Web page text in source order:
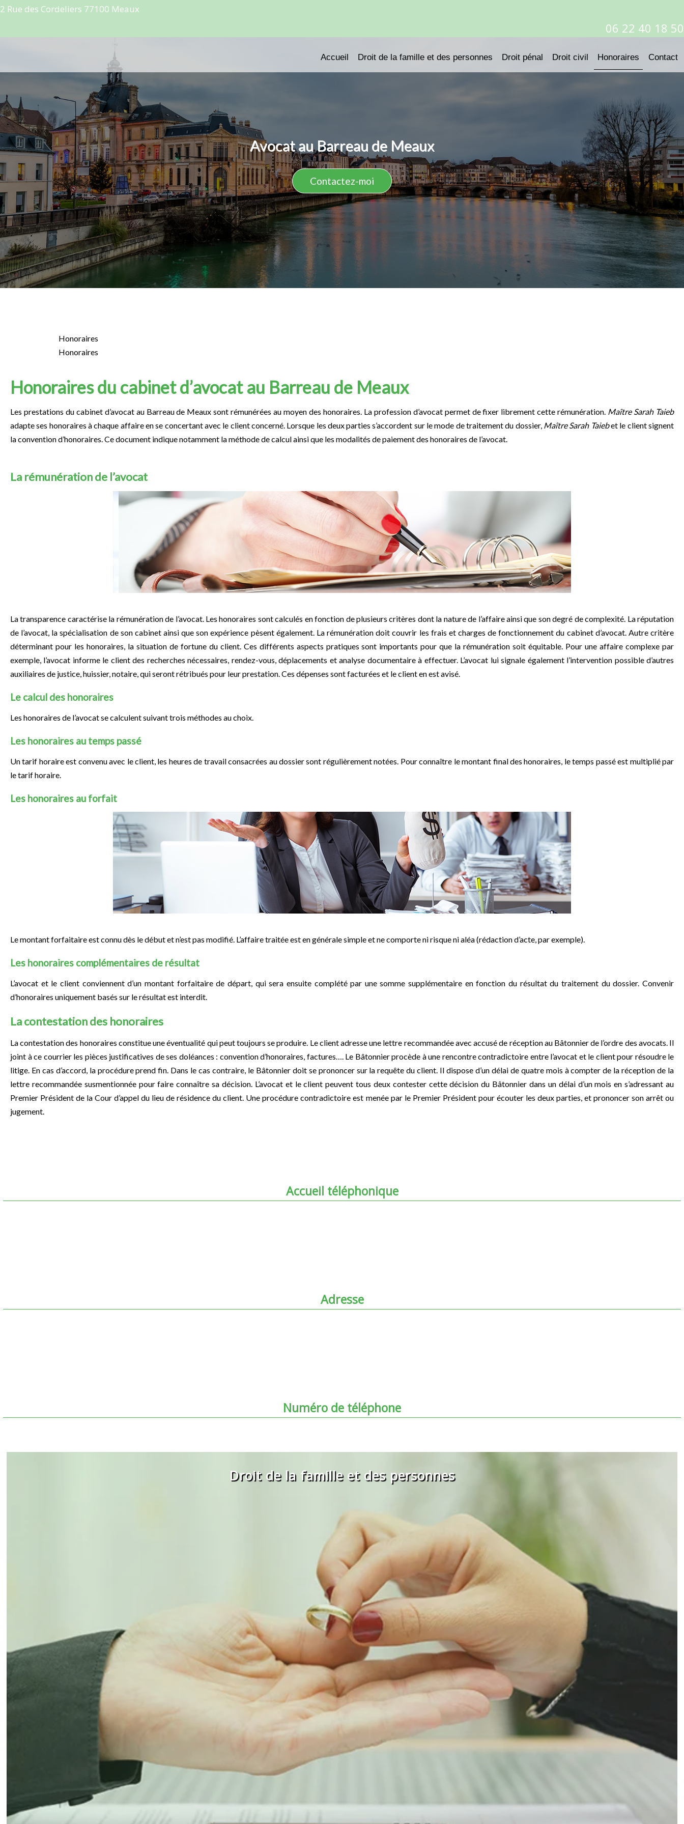
2 Rue des Cordeliers 77100 Meaux
06 22 40 18 50
Accueil Droit de la famille et des personnes Droit pénal Droit civil Honoraires Contact
Avocat au Barreau de Meaux
Contactez-moi
Honoraires
Honoraires
Honoraires du cabinet d’avocat au Barreau de Meaux
Les prestations du cabinet d’avocat au Barreau de Meaux sont rémunérées au moyen des honoraires. La profession d’avocat permet de fixer librement cette rémunération. Maître Sarah Taieb
adapte ses honoraires à chaque affaire en se concertant avec le client concerné. Lorsque les deux parties s’accordent sur le mode de traitement du dossier, Maître Sarah Taiebet le client signent
la convention d’honoraires. Ce document indique notamment la méthode de calcul ainsi que les modalités de paiement des honoraires de l’avocat.
La rémunération de l’avocat
La transparence caractérise la rémunération de l’avocat. Les honoraires sont calculés en fonction de plusieurs critères dont la nature de l’affaire ainsi que son degré de complexité. La réputation
de l’avocat, la spécialisation de son cabinet ainsi que son expérience pèsent également. La rémunération doit couvrir les frais et charges de fonctionnement du cabinet d’avocat. Autre critère
déterminant pour les honoraires, la situation de fortune du client. Ces différents aspects pratiques sont importants pour que la rémunération soit équitable. Pour une affaire complexe par
exemple, l’avocat informe le client des recherches nécessaires, rendez-vous, déplacements et analyse documentaire à effectuer. L’avocat lui signale également l’intervention possible d’autres
auxiliaires de justice, huissier, notaire, qui seront rétribués pour leur prestation. Ces dépenses sont facturées et le client en est avisé.
Le calcul des honoraires
Les honoraires de l’avocat se calculent suivant trois méthodes au choix.
Les honoraires au temps passé
Un tarif horaire est convenu avec le client, les heures de travail consacrées au dossier sont régulièrement notées. Pour connaître le montant final des honoraires, le temps passé est multiplié par
le tarif horaire.
Les honoraires au forfait
Le montant forfaitaire est connu dès le début et n’est pas modifié. L’affaire traitée est en générale simple et ne comporte ni risque ni aléa (rédaction d’acte, par exemple).
Les honoraires complémentaires de résultat
L’avocat et le client conviennent d’un montant forfaitaire de départ, qui sera ensuite complété par une somme supplémentaire en fonction du résultat du traitement du dossier. Convenir
d’honoraires uniquement basés sur le résultat est interdit.
La contestation des honoraires
La contestation des honoraires constitue une éventualité qui peut toujours se produire. Le client adresse une lettre recommandée avec accusé de réception au Bâtonnier de l’ordre des avocats. Il
joint à ce courrier les pièces justificatives de ses doléances : convention d’honoraires, factures…. Le Bâtonnier procède à une rencontre contradictoire entre l’avocat et le client pour résoudre le
litige. En cas d’accord, la procédure prend fin. Dans le cas contraire, le Bâtonnier doit se prononcer sur la requête du client. Il dispose d’un délai de quatre mois à compter de la réception de la
lettre recommandée susmentionnée pour faire connaître sa décision. L’avocat et le client peuvent tous deux contester cette décision du Bâtonnier dans un délai d’un mois en s’adressant au
Premier Président de la Cour d’appel du lieu de résidence du client. Une procédure contradictoire est menée par le Premier Président pour écouter les deux parties, et prononcer son arrêt ou
jugement.
Accueil téléphonique
Adresse
Numéro de téléphone
Droit de la famille et des personnes